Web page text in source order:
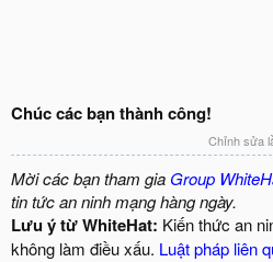
Chúc các bạn thành công!
Chỉnh sửa
Mời các bạn tham gia Group
tin tức an ninh mạng hàng ngày.
Lưu ý từ WhiteHat: Kiến thức an
không làm điều xấu. Luật pháp liên